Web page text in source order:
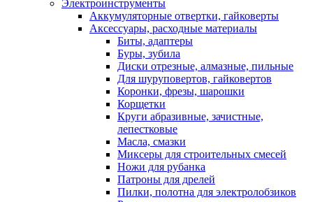
Электроинструменты
Аккумуляторные отвертки, гайковерты
Аксессуары, расходные материалы
Биты, адаптеры
Буры, зубила
Диски отрезные, алмазные, пильные
Для шуруповертов, гайковертов
Коронки, фрезы, шарошки
Корщетки
Круги абразивные, зачистные,
лепестковые
Масла, смазки
Миксеры для строительных смесей
Ножи для рубанка
Патроны для дрелей
Пилки, полотна для электролобзиков